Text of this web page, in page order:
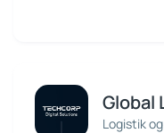
Global
Logistik